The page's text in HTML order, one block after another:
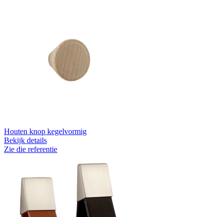
Houten knop kegelvormig
Bekijk details
Zie die referentie